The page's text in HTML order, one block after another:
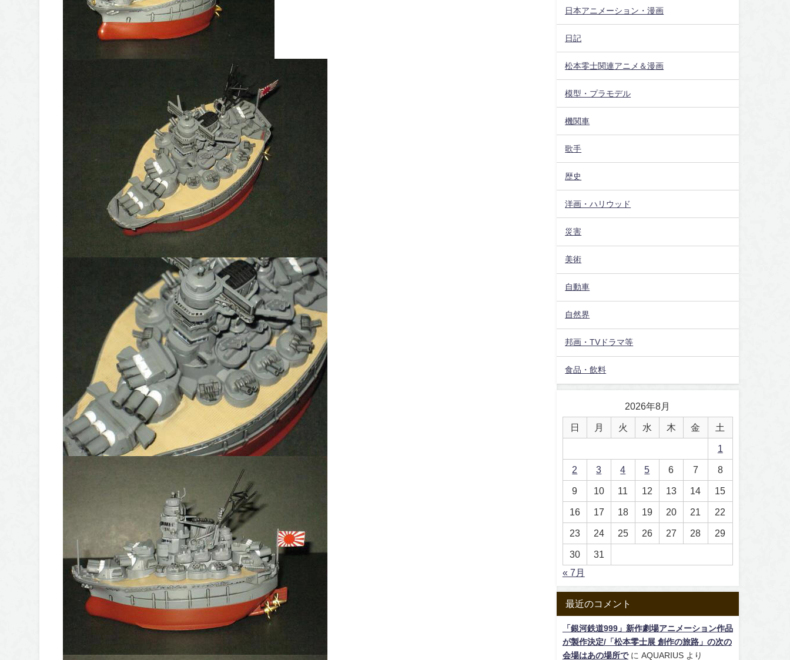
日本アニメーション・漫画
日記
松本零士関連アニメ＆漫画
模型・プラモデル
機関車
歌手
歴史
洋画・ハリウッド
災害
美術
自動車
自然界
邦画・TVドラマ等
食品・飲料
2026年8月
日 月 火 水 木 金 土
1
2 3 4 5 6 7 8
9 10 11 12 13 14 15
16 17 18 19 20 21 22
23 24 25 26 27 28 29
30
31
« 7月
最近のコメント
「銀河鉄道999」新作劇場アニメーション作品
が製作決定/「松本零士展 創作の旅路」の次の
会場はあの場所でに AQUARIUSより